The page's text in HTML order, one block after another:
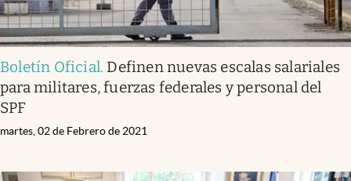
Boletín Oficial. Definen nuevas escalas salariales
para militares, fuerzas federales y personal del
SPF
martes, 02 de Febrero de 2021